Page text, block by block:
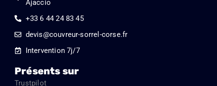
Ajaccio
+33 6 44 24 83 45
devis@couvreur-sorrel-corse.fr
Intervention 7j/7
Présents sur
Trustpilot